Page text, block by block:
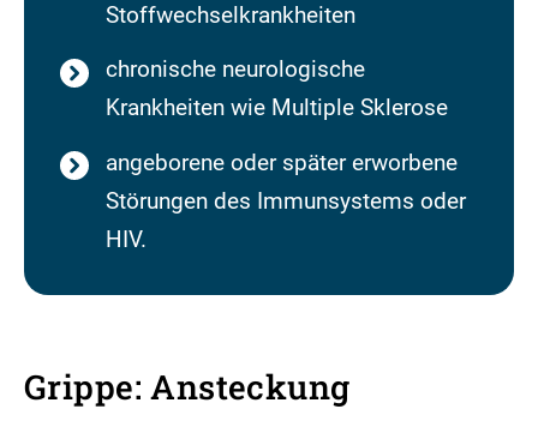
Stoffwechselkrankheiten
chronische neurologische
Krankheiten wie Multiple Sklerose
angeborene oder später erworbene
Störungen des Immunsystems oder
HIV.
Grippe: Ansteckung